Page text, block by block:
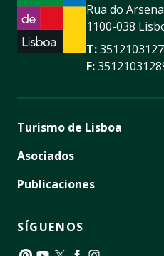
Rua do
1100-038
T:
F:
Turismo de Lisboa
Asociados
Publicaciones
SÍGUENOS